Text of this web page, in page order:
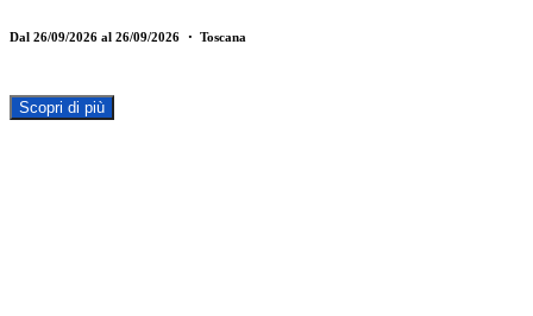
Dal 26/09/2026 al 26/09/2026 ・ Toscana
Scopri di più